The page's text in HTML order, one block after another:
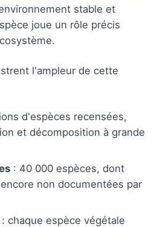
stable et
joue un rôle précis
l'ampleur de cette
d'espèces recensées,
et décomposition à grande
: 40 000 espèces, dont
non documentées par
: chaque espèce végétale